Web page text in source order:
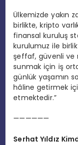
Ülkemizde yakın
birlikte, kripto
finansal kuruluş
kurulumuz ile
şeffaf, güvenli ve
sunmak için iş
günlük yaşamın
hâline getirmek
etmektedir.”
——————
Serhat Yıldız